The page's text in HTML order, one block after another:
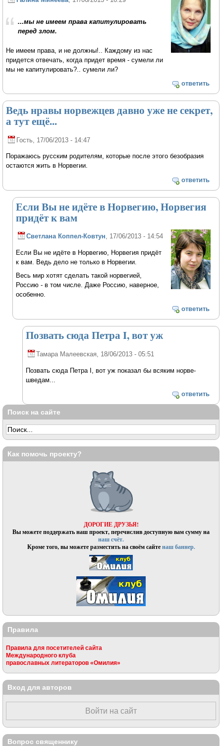
...мы не имеем права капитулировать
перед злом.
Не имеем права, и не должны!.. Каждому из нас
придется отвечать, когда придет время - сумели ли
мы не капитулировать?.. сумели ли?
ответить
Ведь нравы норвежцев давно уже не секрет,
а тут ещё...
Гость , 17/06/2013 - 14:47
Поражаюсь русским родителям, которые после этого безобразия
остаются жить в Норвегии.
ответить
Если Вы не идёте в Норвегию, Норвегия
придёт к вам
Светлана Коппел-Ковтун, 17/06/2013 - 14:54
Если Вы не идёте в Норвегию, Норвегия придёт
к вам. Ведь дело не только в Норвегии.
Весь мир хотят сделать такой норвегией,
Россию - в том числе. Даже Россию, наверное,
особенно.
ответить
Позвать сюда Петра I, вот уж
Тамара Малеевская , 18/06/2013 - 05:51
Позвать сюда Петра I, вот уж показал бы всяким норве-
шведам...
ответить
Поиск на сайте
Как помочь проекту?
ДОРОГИЕ ДРУЗЬЯ!
Вы можете поддержать наш проект, перечислив доступную вам сумму на
наш счёт.
Кроме того, вы можете разместить на своём сайтенаш баннер.
Правила
Правила для посетителей сайта
Международного клуба
православных литераторов «Омилия»
Вход для авторов
Войти на сайт
Вопрос священнику